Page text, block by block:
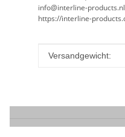
info@interline-products.nl
https://interline-
Produkteigenschaft
Wert
Versandgewicht: